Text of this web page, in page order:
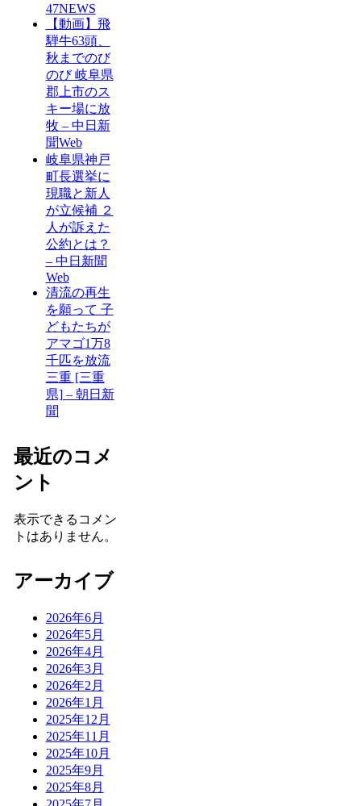
47NEWS
【動画】飛
騨牛63頭、
秋までのび
のび 岐阜県
郡上市のス
キー場に放
牧 – 中日新
聞Web
岐阜県神戸
町長選挙に
現職と新人
が立候補 ２
人が訴えた
公約とは？
– 中日新聞
Web
清流の再生
を願って 子
どもたちが
アマゴ1万8
千匹を放流
三重 [三重
県] – 朝日新
聞
最近のコメ
ント
表示できるコメン
トはありません。
アーカイブ
2026年6月
2026年5月
2026年4月
2026年3月
2026年2月
2026年1月
2025年12月
2025年11月
2025年10月
2025年9月
2025年8月